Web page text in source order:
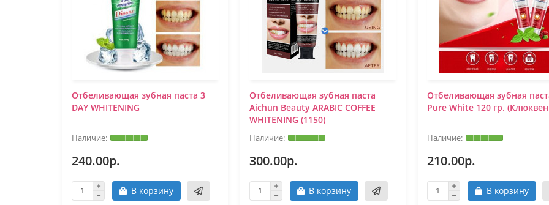
Отбеливающая зубная паста 3
DAY WHITENING
240.00р.
В корзину
Отбеливающая зубная паста
Aichun Beauty ARABIC COFFEE
WHITENING (1150)
300.00р.
В корзину
Отбеливающая зубная
Pure White 120 гр.
210.00р.
В корзину